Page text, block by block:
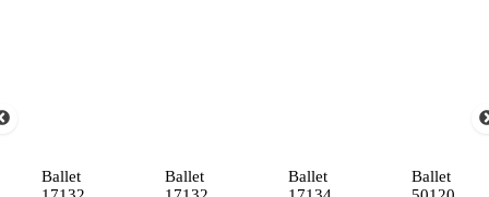
Ballet
Ballet
Ballet
Ballet